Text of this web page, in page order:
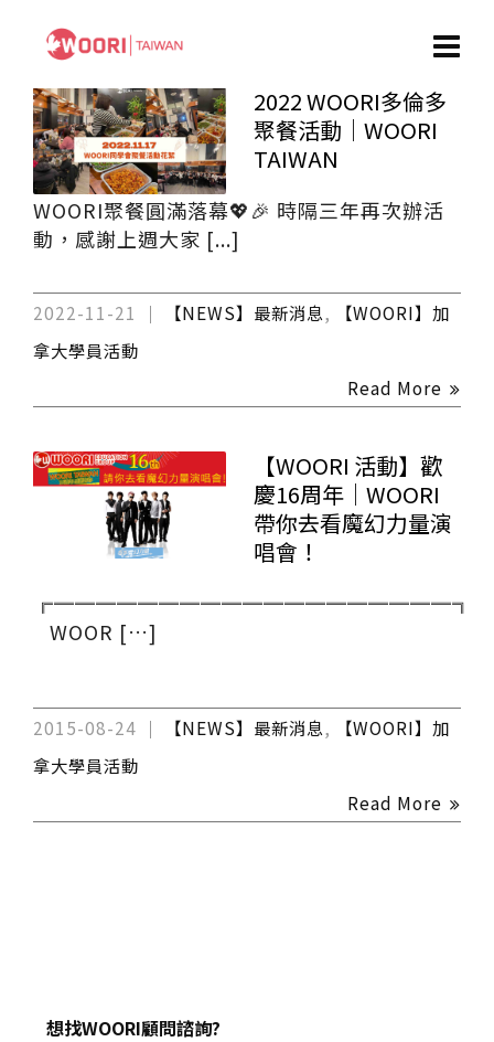
2022 WOORI多倫多
聚餐活動｜WOORI
TAIWAN
WOORI聚餐圓滿落幕💖🎉 時隔三年再次辦活
動，感謝上週大家 [...]
2022-11-21 【NEWS】最新消息,
【WOORI】加
拿大學員活動
Read More
【WOORI 活動】歡
慶16周年｜WOORI
帶你去看魔幻力量演
唱會！
╔═══════════════════╗
WOOR […]
2015-08-24 【NEWS】最新消息,
【WOORI】加
拿大學員活動
Read More
想找WOORI顧問諮詢?